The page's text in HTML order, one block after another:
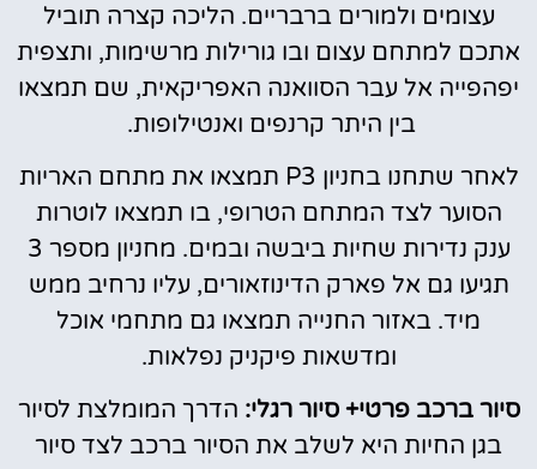
עצומים ולמורים ברבריים. הליכה קצרה תוביל
אתכם למתחם עצום ובו גורילות מרשימות, ותצפית
יפהפייה אל עבר הסוואנה האפריקאית, שם תמצאו
בין היתר קרנפים ואנטילופות.
לאחר שתחנו בחניון P3 תמצאו את מתחם האריות
הסוער לצד המתחם הטרופי, בו תמצאו לוטרות
ענק נדירות שחיות ביבשה ובמים. מחניון מספר 3
תגיעו גם אל פארק הדינוזאורים, עליו נרחיב ממש
מיד. באזור החנייה תמצאו גם מתחמי אוכל
ומדשאות פיקניק נפלאות.
סיור ברכב פרטי+ סיור רגלי: הדרך המומלצת לסיור
בגן החיות היא לשלב את הסיור ברכב לצד סיור